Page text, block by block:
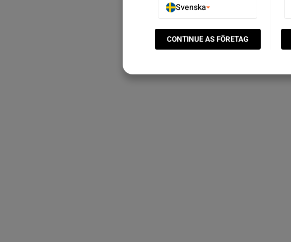
Upptäck Galaxy S5 Mini Batterier -
Snabba leveranser ✓ Enkel kundtjänst
Svenska
CONTINUE AS FÖRETAG